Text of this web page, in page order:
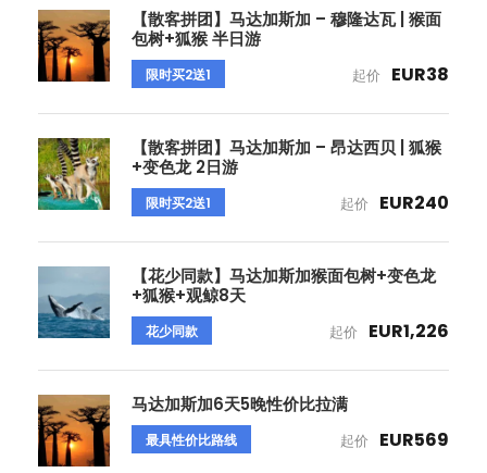
【散客拼团】马达加斯加 – 穆隆达瓦 | 猴面
包树+狐猴 半日游
限时买2送1 起价 EUR38
【散客拼团】马达加斯加 – 昂达西贝 | 狐猴
+变色龙 2日游
限时买2送1 起价 EUR240
【花少同款】马达加斯加猴面包树+变色龙
+狐猴+观鲸8天
花少同款 起价 EUR1,226
马达加斯加6天5晚性价比拉满
最具性价比路线 起价 EUR569